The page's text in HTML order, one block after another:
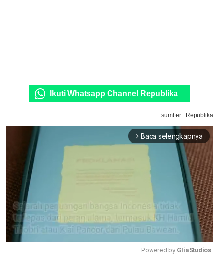
Ikuti Whatsapp Channel Republika
sumber : Republika
arrow_forward_ios Baca selengkapnya
Powered by GliaStudios